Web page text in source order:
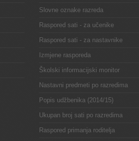
Slovne oznake razreda
Raspored sati - za učenike
Raspored sati - za nastavnike
Izmjene rasporeda
Školski informacijski monitor
Nastavni predmeti po razredima
Popis udžbenika (2014/15)
Ukupan broj sati po razredima
Raspored primanja roditelja